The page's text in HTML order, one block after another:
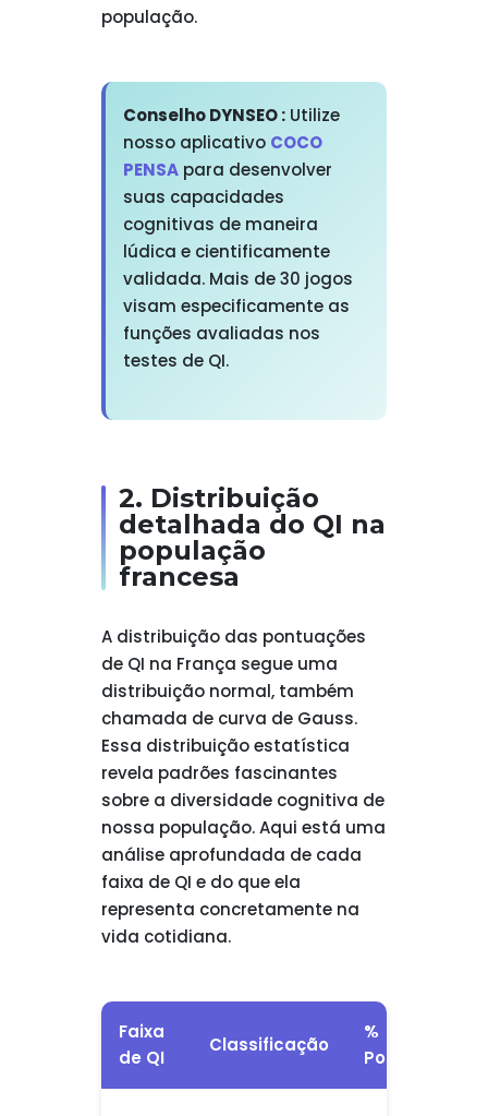
população.
Conselho DYNSEO :Utilize
nosso aplicativo COCO
PENSApara desenvolver
suas capacidades
cognitivas de maneira
lúdica e cientificamente
validada. Mais de 30 jogos
visam especificamente as
funções avaliadas nos
testes de QI.
2. Distribuição
detalhada do QI na
população
francesa
A distribuição das pontuações
de QI na França segue uma
distribuição normal, também
chamada de curva de Gauss.
Essa distribuição estatística
revela padrões fascinantes
sobre a diversidade cognitiva de
nossa população. Aqui está uma
análise aprofundada de cada
faixa de QI e do que ela
representa concretamente na
vida cotidiana.
Faixa
de QI
Classificação
%
População